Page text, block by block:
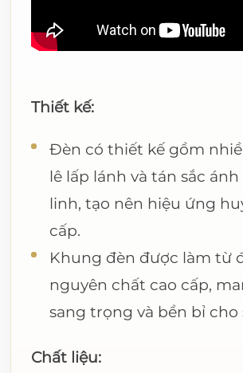
Thiết kế:
Đèn có thiết kế gồm
lê lấp lánh và tán sắc
linh, tạo nên hiệu ứng
cấp.
Khung đèn được làm từ
nguyên chất cao cấp,
sang trọng và bền bỉ cho
Chất liệu: